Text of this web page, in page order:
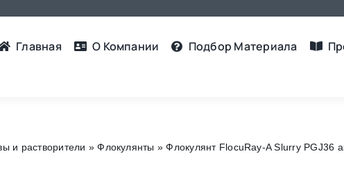
Главная О Компании Подбор Материалa
и растворители »Флокулянты »Флокулянт FlocuRay-A Slurry PGJ36